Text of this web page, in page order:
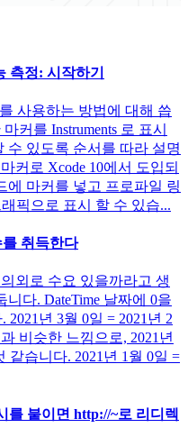
측정: 시작하기
사용하는 방법에 대해 씁
커를 Instruments 로 표시
수 있도록 순서를 따라 설명
커로 Xcode 10에서 도입되
에 마커를 넣고 프로파일 링
픽으로 표시 할 수 있습...
를 취득한다
외로 수요 있을까라고 생
다. DateTime 날짜에 0을
2021년 3월 0일 = 2021년 2
비슷한 느낌으로, 2021년
같습니다. 2021년 1월 0일 =
를 붙이면 http://~로 리디렉